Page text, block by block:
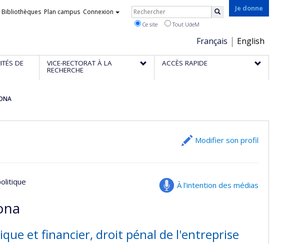
Je donne
Choix
de
la
Français English
Bibliothèques Plan campus Connexion Rechercher
Ce site Tout UdeM
DE VICE-RECTORAT À LA
RECHERCHE
ACCÈS RAPIDE
Modifier son profil
À l’intention des médias
et financier, droit pénal de l'entreprise